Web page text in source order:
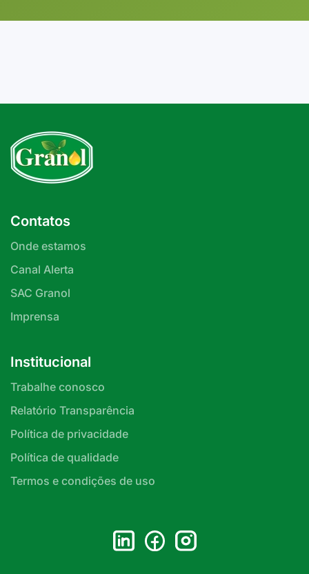
Contatos
Onde estamos
Canal Alerta
SAC Granol
Imprensa
Institucional
Trabalhe conosco
Relatório Transparência
Política de privacidade
Política de qualidade
Termos e condições de uso